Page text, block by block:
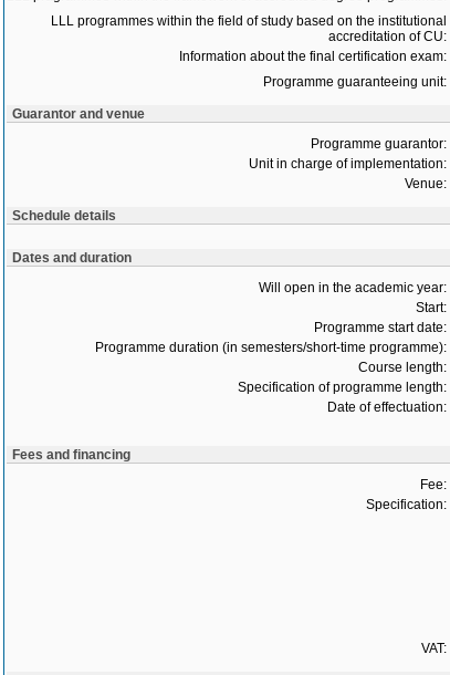
LLL programmes within the field of study based on the institutional
accreditation of CU:
Information about the final certification exam:
Programme guaranteeing unit:
Guarantor and venue
Programme guarantor:
Unit in charge of implementation:
Venue:
Schedule details
Dates and duration
Will open in the academic year:
Start:
Programme start date:
Programme duration (in semesters/short-time programme):
Course length:
Specification of programme length:
Date of effectuation:
Fees and financing
Fee:
Specification:
VAT: